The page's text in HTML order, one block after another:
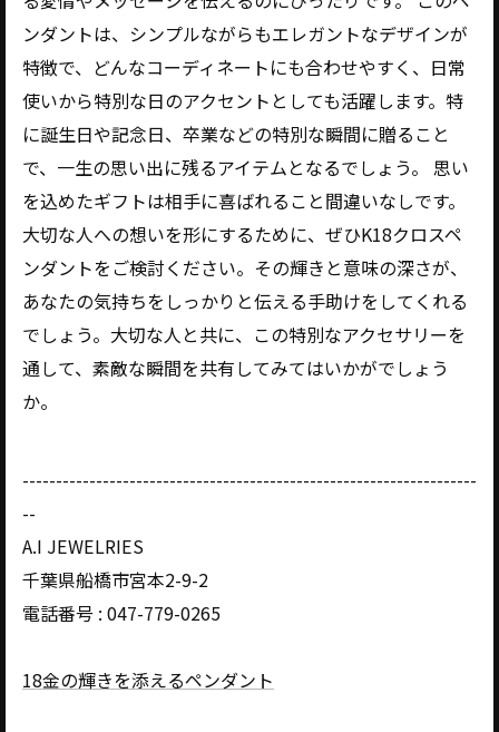
ンダントは、シンプルながらもエレガントなデザインが
特徴で、どんなコーディネートにも合わせやすく、日常
使いから特別な日のアクセントとしても活躍します。特
に誕生日や記念日、卒業などの特別な瞬間に贈ること
で、一生の思い出に残るアイテムとなるでしょう。 思い
を込めたギフトは相手に喜ばれること間違いなしです。
大切な人への想いを形にするために、ぜひK18クロスペ
ンダントをご検討ください。その輝きと意味の深さが、
あなたの気持ちをしっかりと伝える手助けをしてくれる
でしょう。大切な人と共に、この特別なアクセサリーを
通して、素敵な瞬間を共有してみてはいかがでしょう
か。
--------------------------------------------------------------------
--
A.I JEWELRIES
千葉県船橋市宮本2-9-2
電話番号 : 047-779-0265
18金の輝きを添えるペンダント